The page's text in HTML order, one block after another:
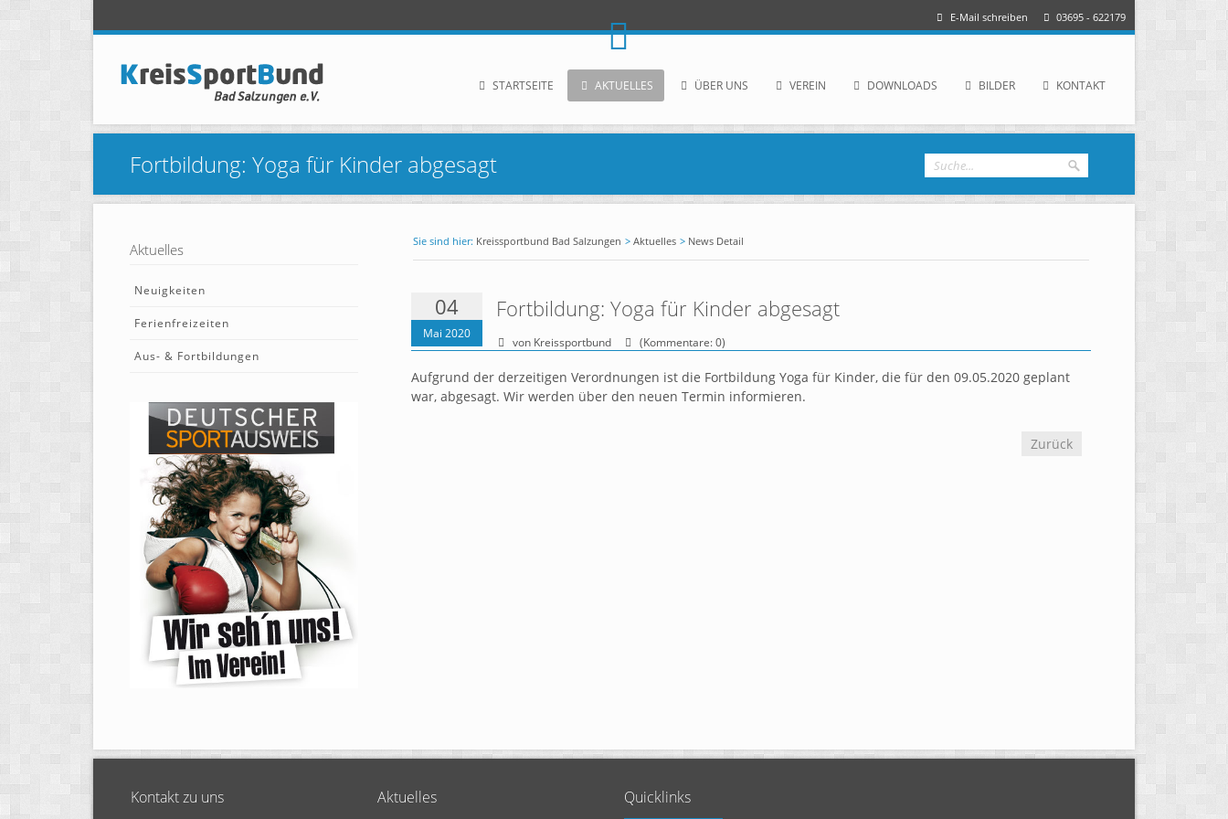
E-Mail schreiben 03695 - 622179
STARTSEITE AKTUELLES ÜBER UNS VEREIN DOWNLOADS BILDER KONTAKT
Fortbildung: Yoga für Kinder abgesagt
Kreissportbund Bad Salzungen Aktuelles News Detail
04
Mai 2020
Fortbildung: Yoga für Kinder abgesagt
von Kreissportbund (Kommentare: 0)
Aufgrund der derzeitigen Verordnungen ist die Fortbildung Yoga für Kinder, die für den 09.05.2020 geplant
war, abgesagt. Wir werden über den neuen Termin informieren.
Zurück
Aktuelles
Neuigkeiten
Ferienfreizeiten
Aus- & Fortbildungen
Kontakt zu uns Aktuelles Quicklinks